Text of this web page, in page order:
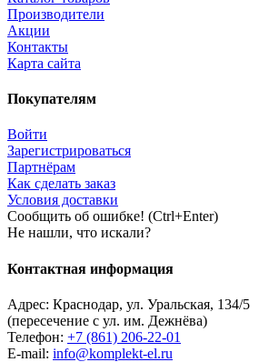
Производители
Акции
Контакты
Карта сайта
Покупателям
Войти
Зарегистрироваться
Партнёрам
Как сделать заказ
Условия доставки
Сообщить об ошибке! (Ctrl+Enter)
Не нашли, что искали?
Контактная информация
Адрес: Краснодар, ул. Уральская, 134/5
(пересечение с ул. им. Дежнёва)
Телефон: +7 (861) 206-22-01
E-mail: info@komplekt-el.ru